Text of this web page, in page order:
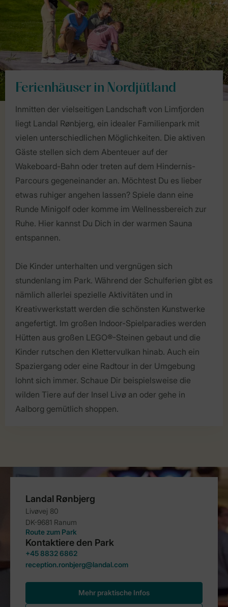
Ferienhäuser in Nordjütland
Inmitten der vielseitigen Landschaft von Limfjorden
liegt Landal Rønbjerg, ein idealer Familienpark mit
vielen unterschiedlichen Möglichkeiten. Die aktiven
Gäste stellen sich dem Abenteuer auf der
Wakeboard-Bahn oder treten auf dem Hindernis-
Parcours gegeneinander an. Möchtest Du es lieber
etwas ruhiger angehen lassen? Spiele dann eine
Runde Minigolf oder komme im Wellnessbereich zur
Ruhe. Hier kannst Du Dich in der warmen Sauna
entspannen.
Die Kinder unterhalten und vergnügen sich
stundenlang im Park. Während der Schulferien gibt es
nämlich allerlei spezielle Aktivitäten und in
Kreativwerkstatt werden die schönsten Kunstwerke
angefertigt. Im großen Indoor-Spielparadies werden
Hütten aus großen LEGO®-Steinen gebaut und die
Kinder rutschen den Klettervulkan hinab. Auch ein
Spaziergang oder eine Radtour in der Umgebung
lohnt sich immer. Schaue Dir beispielsweise die
wilden Tiere auf der Insel Livø an oder gehe in
Aalborg gemütlich shoppen.